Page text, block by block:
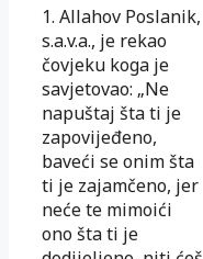
1. Allahov Poslanik,
s.a.v.a., je rekao
čovjeku koga je
savjetovao: „Ne
napuštaj šta ti je
zapovijeđeno,
baveći se onim šta
ti je zajamčeno, jer
neće te mimoići
ono šta ti je